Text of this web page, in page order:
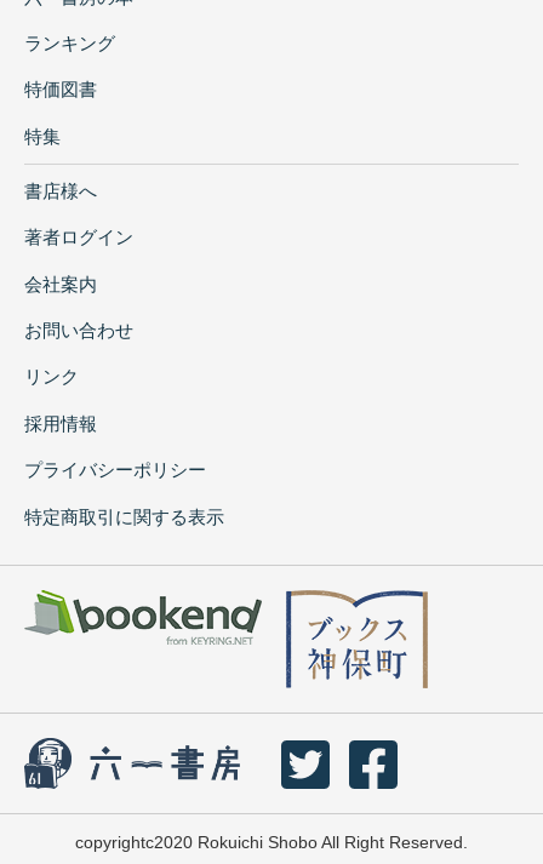
ランキング
特価図書
特集
書店様へ
著者ログイン
会社案内
お問い合わせ
リンク
採用情報
プライバシーポリシー
特定商取引に関する表示
copyrightc2020 Rokuichi Shobo All Right Reserved.